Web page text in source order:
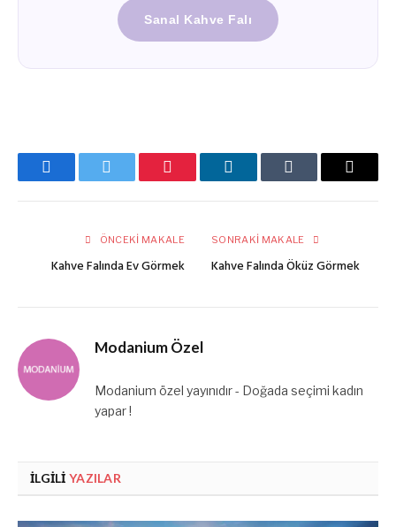
Sanal Kahve Falı
FacebookTwitter Pinterest LinkedInTumblr
E-
ÖNCEKI MAKALE
Kahve Falında Ev Görmek
SONRAKI MAKALE
Kahve Falında Öküz Görmek
Modanium Özel
Modanium özel yayınıdır - Doğada seçimi kadın
yapar !
İLGILI YAZILAR